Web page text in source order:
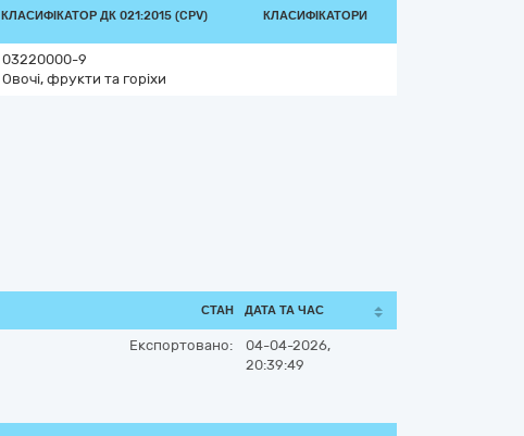
КЛАСИФІКАТОР ДК 021:2015 (CPV) КЛАСИФІКАТОРИ
03220000-9
Овочі, фрукти та горіхи
СТАН ДАТА ТА ЧАС
Експортовано:
04-04-2026,
20:39:49